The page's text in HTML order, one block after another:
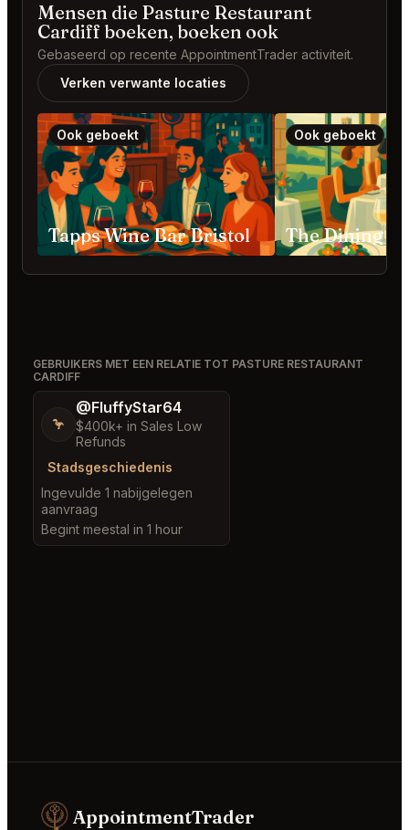
Mensen die Pasture Restaurant
Cardiff boeken, boeken ook
Gebaseerd op recente AppointmentTrader activiteit.
Verken verwante locaties
Ook geboekt
Tapps Wine Bar Bristol
Ook geboekt
GEBRUIKERS MET EEN RELATIE TOT PASTURE RESTAURANT
CARDIFF
🦩
@FluffyStar64
$400k+ in Sales Low
Refunds
Stadsgeschiedenis
Ingevulde 1 nabijgelegen
aanvraag
Begint meestal in 1 hour
AppointmentTrader